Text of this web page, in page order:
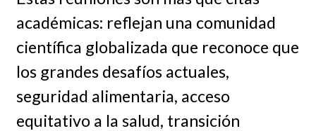
académicas: reflejan una comunidad
científica globalizada que reconoce que
los grandes desafíos actuales,
seguridad alimentaria, acceso
equitativo a la salud, transición